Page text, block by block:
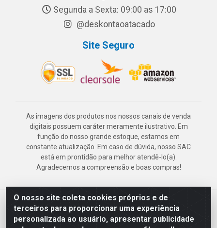
O nosso site coleta cookies próprios e de
terceiros para proporcionar uma experiência
personalizada ao usuário, apresentar publicidade
Segunda a Sexta: 09:00 as 17:00
@deskontaoatacado
Site Seguro
As imagens dos produtos nos nossos canais de venda
digitais possuem caráter meramente ilustrativo. Em
função do nosso grande estoque, estamos em
constante atualização. Em caso de dúvida, nosso SAC
está em prontidão para melhor atendê-lo(a).
Agradecemos a compreensão e boas compras!
Deskontão Atacado - Av. Marechal Mascarenhas de Morais, 2471 -
Imbiribeira - Recife/PE - CEP 51.150-001 - CNPJ 24.150.377/0003-
57